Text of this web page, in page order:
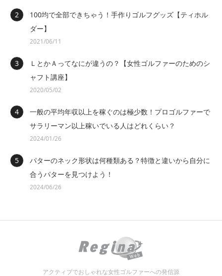
100均で全部できちゃう！手作りゴルフグッズ【ティホル
ダー】
2021/06/11
ＬとかＡってなにが違うの？【女性ゴルファーのためのシ
ャフト講座】
2020/05/02
一般の平均年収以上を稼ぐのは極少数！プロゴルファーで
サラリーマン以上稼いでいる人はどれくらい？
2024/01/26
パターのネック形状は何種類ある？特徴と違いから自分に
合うパターを見つけよう！
2024/06/26
アクティブでおしゃれな女性ゴルファーへの発信源